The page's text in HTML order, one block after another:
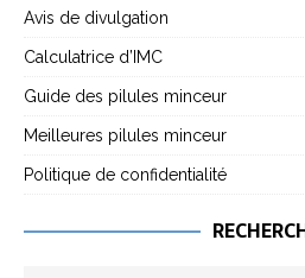
Avis de divulgation
Calculatrice d’IMC
Guide des pilules minceur
Meilleures pilules minceur
Politique de confidentialité